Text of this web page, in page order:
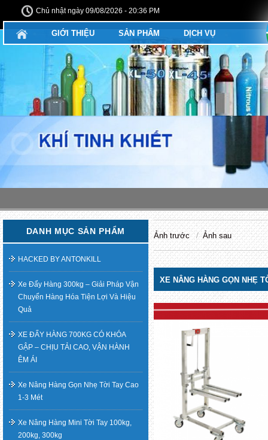
Chủ nhật ngày 09/08/2026 - 20:36 PM
GIỚI THIỆU SẢN PHẨM DỊCH VỤ
Ảnh trước Ảnh sau
XE NÂNG HÀNG GỌN NHẸ
DANH MỤC SẢN PHẨM
HACKED BY ANTONKILL
Xe Đẩy Hàng 300kg – Giải Pháp Vận
Chuyển Hàng Hóa Tiện Lợi Và Hiệu
Quả
XE ĐẨY HÀNG 700KG CÓ KHÓA
GẬP – CHỊU TẢI CAO, VẬN HÀNH
ÊM ÁI
Xe Nâng Hàng Gọn Nhẹ Tời Tay Cao
1-3 Mét
Xe Nâng Hàng Mini Tời Tay 100kg,
200kg, 300kg